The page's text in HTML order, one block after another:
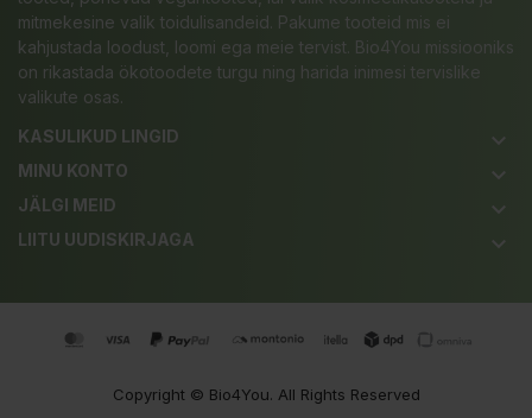
mitmekesine valik toidulisandeid. Pakume tooteid mis ei
kahjustada loodust, loomi ega meie tervist. Bio4You missiooniks
on rikastada ökotoodete turgu ning harida inimesi tervislike
valikute osas.
KASULIKUD LINGID
keyboard_arrow_down
MINU KONTO keyboard_arrow_down
JÄLGI MEID keyboard_arrow_down
LIITU UUDISKIRJAGA keyboard_arrow_down
Copyright © Bio4You. All Rights Reserved